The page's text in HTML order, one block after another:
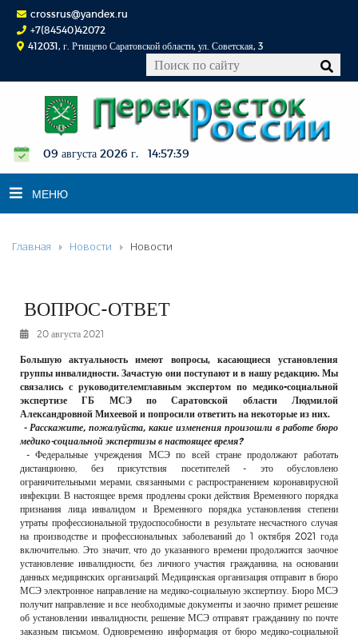
crossrus@yandex.ru
+7(84540)42072
412031, г. Ртищево Саратовской области, ул. Советская, 3
09 августа 2026 г. 14:57:40
МЕНЮ
НОВОСТИ
К СВЕДЕНИЮ
РЕКЛАМОДАТЕЛЯМ
ОБЪЯВЛЕНИЯ
КОНТАКТЫ
Главная Новости Новости
ВОПРОС-ОТВЕТ
20 августа 2021
Большую актуальность имеют вопросы, касающиеся установления
группы инвалидности. Зачастую они поступают и в нашу редакцию. Мы
связались с руководителемглавным экспертом по медико-социальной
экспертизе ГБ МСЭ по Саратовской области Людмилой
Александровной Михеевой и попросили ответить на некоторые из них.
- Расскажите, пожалуйста, какие изменения произошли в работе бюро
медико-социальной экспертизы в настоящее время?
- Федеральные учреждения МСЭ по всей стране продолжают работать
дистанционно, без присутствия посетителей - это обусловлено
ограничительными мерами, связанными с распространением коронавирусной
инфекции. В настоящее время продлены сроки действия Временного порядка
признания лица инвалидом и Временного порядка установления степени
утраты профессиональной трудоспособности в результате несчастного случая
на производстве и профессиональных заболеваний до 1 октября 2021 года
включительно. Это значит, что до указанного времени продолжится заочное
установление инвалидности, без личного участия гражданина, на основании
данных медицинских организаций. Медицинская организация отправит в бюро
МСЭ электронное направление на медико-социальную экспертизу. Бюро МСЭ
получит направление и все необходимые документы и заочно примет решение
об установлении инвалидности, решение МСЭ отправят гражданину по почте
заказным письмом. Одновременно информация от бюро медико-социальной